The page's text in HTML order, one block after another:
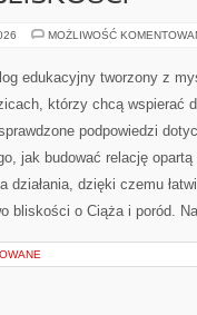
MOŻLIWOŚĆ
edukacyjny tworzony z
którzy chcą wspierać
podpowiedzi
jak budować relację
działania, dzięki czemu
bliskości o Ciąża i poród.